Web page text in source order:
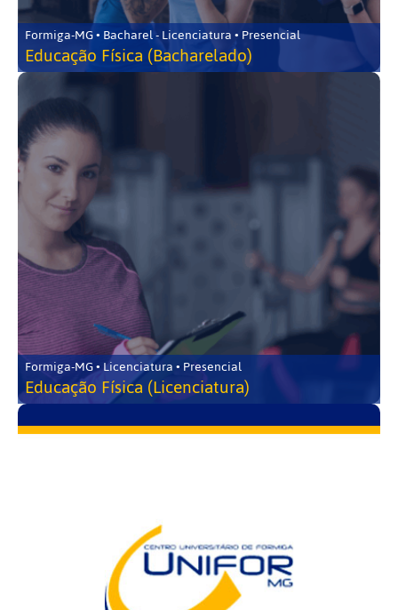
Formiga-MG • Bacharel - Licenciatura • Presencial
Educação Física (Bacharelado)
Formiga-MG • Licenciatura • Presencial
Educação Física (Licenciatura)